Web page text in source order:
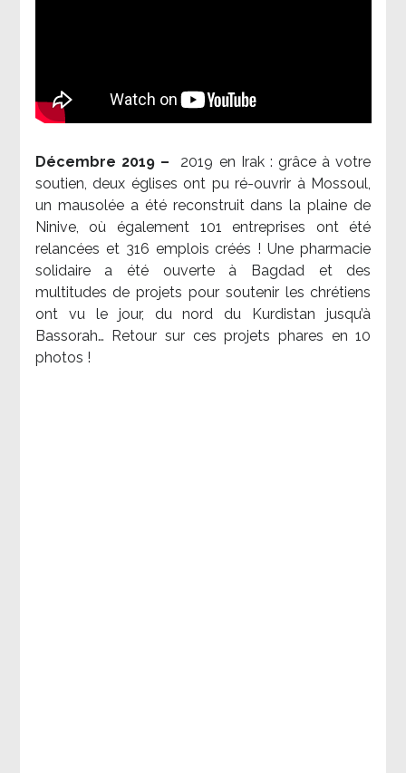
Décembre 2019 – 2019 en Irak : grâce à votre
soutien, deux églises ont pu ré-ouvrir à Mossoul,
un mausolée a été reconstruit dans la plaine de
Ninive, où également 101 entreprises ont été
relancées et 316 emplois créés ! Une pharmacie
solidaire a été ouverte à Bagdad et des
multitudes de projets pour soutenir les chrétiens
ont vu le jour, du nord du Kurdistan jusqu’à
Bassorah… Retour sur ces projets phares en 10
photos !